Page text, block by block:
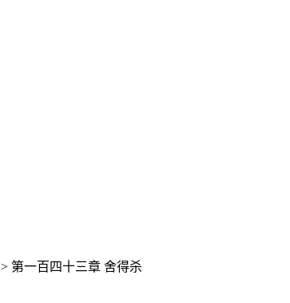
> 第一百四十三章 舍得杀